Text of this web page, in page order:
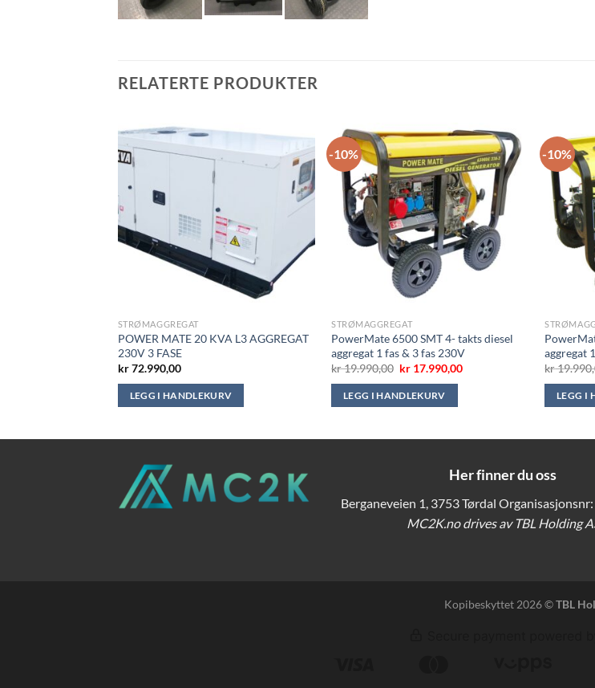
RELATERTE PRODUKTER
STRØMAGGREGAT
POWER MATE 20 KVA L3 AGGREGAT
230V 3 FASE
kr72.990,00
LEGG I HANDLEKURV
-10%
STRØMAGGREGAT
PowerMate 6500 SMT 4- takts diesel
aggregat 1 fas & 3 fas 230V
kr19.990,00 Opprinnelig
var:
kr 19.990,00.
kr 17.990,00Nåværende
LEGG I HANDLEKURV
-10%
aggregat
kr
LEGG I
Her finner du oss
Berganeveien 1, 3753 Tørdal
MC2K.no drives av TBL Holding
Kopibeskyttet 2026 ©TBL